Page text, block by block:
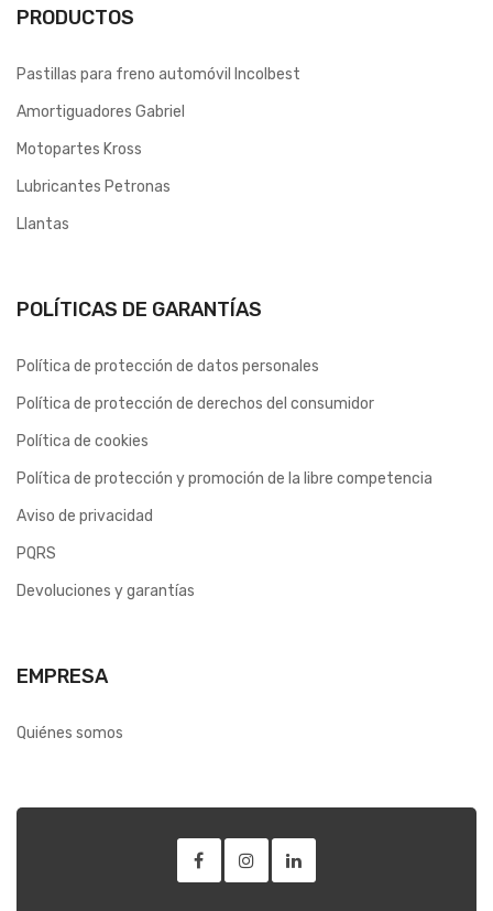
PRODUCTOS
Pastillas para freno automóvil Incolbest
Amortiguadores Gabriel
Motopartes Kross
Lubricantes Petronas
Llantas
POLÍTICAS DE GARANTÍAS
Política de protección de datos personales
Política de protección de derechos del consumidor
Política de cookies
Política de protección y promoción de la libre competencia
Aviso de privacidad
PQRS
Devoluciones y garantías
EMPRESA
Quiénes somos